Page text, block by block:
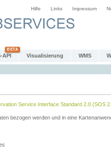
Hilfe Links Impressum
API Visualisierung WMS
Service Interface Standard 2.0 (SOS
bezogen werden und in eine